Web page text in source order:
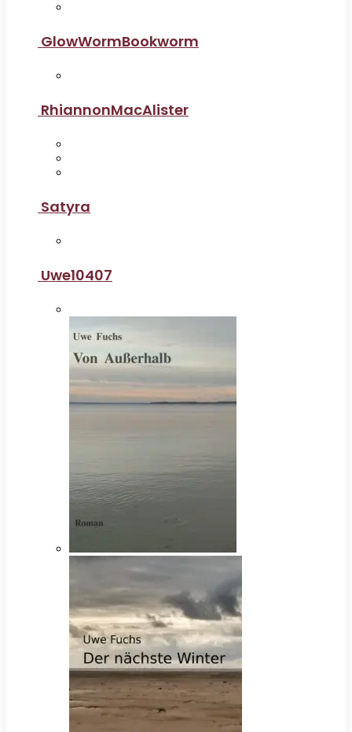
GlowWormBookworm
RhiannonMacAlister
Satyra
Uwe10407